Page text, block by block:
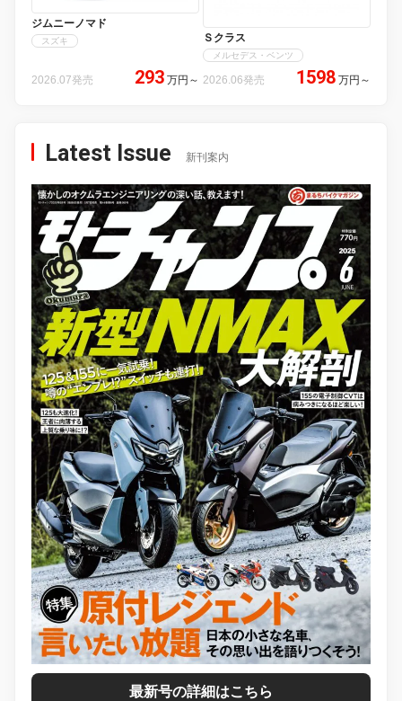
ジムニーノマド
スズキ
2026.07発売 293 万円 ～
Ｓクラス
メルセデス・ベンツ
2026.06発売 1598 万円 ～
Latest Issue 新刊案内
最新号の詳細はこちら